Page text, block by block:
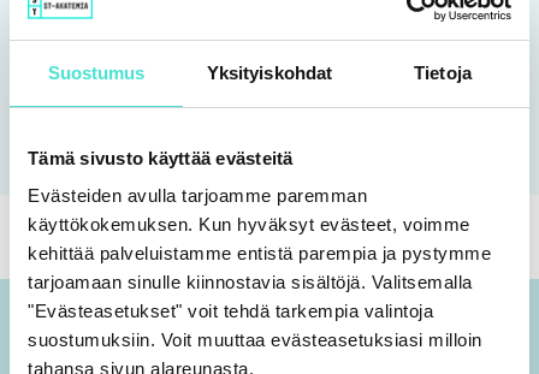
Suostumus Yksityiskohdat Tietoja
Tämä sivusto käyttää evästeitä
Evästeiden avulla tarjoamme paremman
käyttökokemuksen. Kun hyväksyt evästeet, voimme
kehittää palveluistamme entistä parempia ja pystymme
tarjoamaan sinulle kiinnostavia sisältöjä. Valitsemalla
"Evästeasetukset" voit tehdä tarkempia valintoja
suostumuksiin. Voit muuttaa evästeasetuksiasi milloin
tahansa sivun alareunasta.
Tutustu